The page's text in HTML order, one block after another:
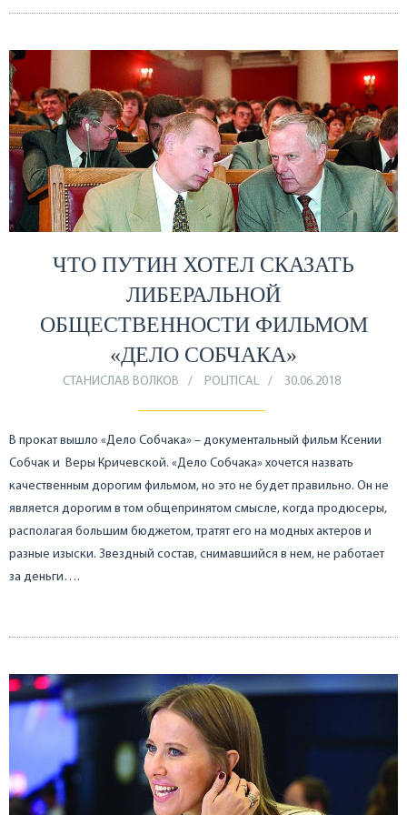
ЧТО ПУТИН ХОТЕЛ СКАЗАТЬ
ЛИБЕРАЛЬНОЙ
ОБЩЕСТВЕННОСТИ ФИЛЬМОМ
«ДЕЛО СОБЧАКА»
СТАНИСЛАВ ВОЛКОВ POLITICAL 30.06.2018
В прокат вышло «Дело Собчака» – документальный фильм Ксении
Собчак и Веры Кричевской. «Дело Собчака» хочется назвать
качественным дорогим фильмом, но это не будет правильно. Он не
является дорогим в том общепринятом смысле, когда продюсеры,
располагая большим бюджетом, тратят его на модных актеров и
разные изыски. Звездный состав, снимавшийся в нем, не работает
за деньги….